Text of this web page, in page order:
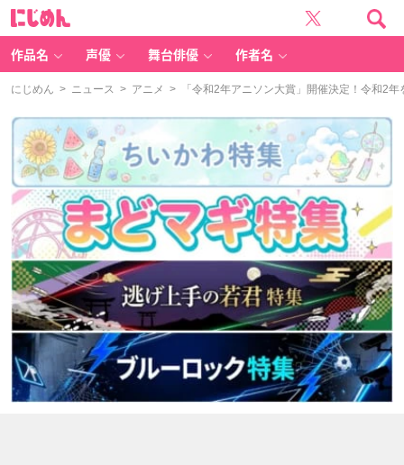
作品名 声優 舞台俳優 作者名
にじめん > ニュース > アニメ > 「令和2年アニソン大賞」開催決定！令和2